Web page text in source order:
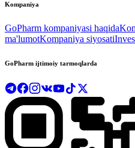
Kompaniya
GoPharm kompaniyasi haqida
ma'lumotKompaniya siyosati
GoPharm ijtimoiy tarmoqlarda